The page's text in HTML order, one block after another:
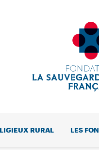
RURAL LES